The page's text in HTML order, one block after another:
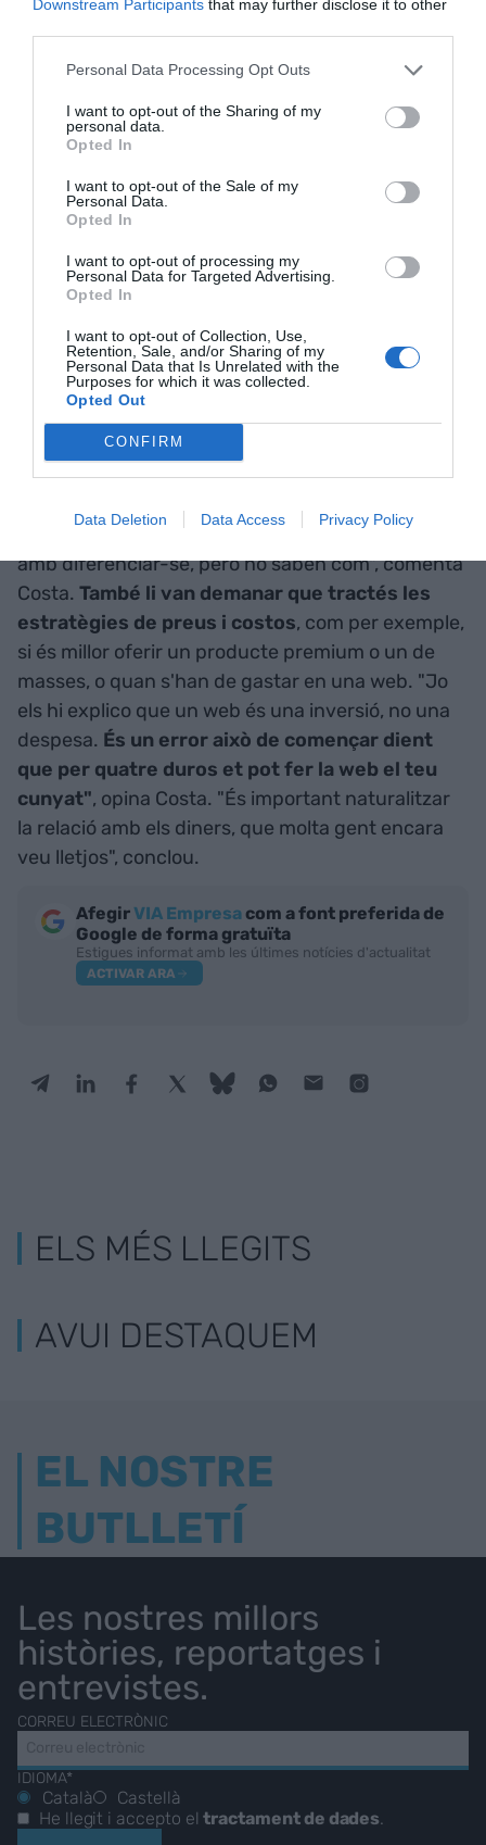
Downstream Participants that may further disclose it to other
Personal Data Processing Opt Outs
I want to opt-out of the Sharing of my
personal data.
Opted In
I want to opt-out of the Sale of my
Personal Data.
Opted In
I want to opt-out of processing my
Personal Data for Targeted Advertising.
Opted In
I want to opt-out of Collection, Use,
Retention, Sale, and/or Sharing of my
Personal Data that Is Unrelated with the
Purposes for which it was collected.
Opted Out
CONFIRM
Data Deletion Data Access Privacy Policy
Mentre escrivia el llibre, la Txell, que practica el
ioga i la meditació de forma habitual, sobretot des
que va patir un tema de salut, no ha volgut
enamorar de la teva feina si abans no t'enamores
de tu", diu. "La motivació per muntar una
empresa no pot ser exclusivament el diner,
important monetitzar tot el que facis, però l'única
trobar la teva passió. La meva, per exemple, és la
comunicació", comenta l'empresària, amb veu
decidida. La Txell parla ràpid però de forma clara i
concisa, gairebé didàctica, que la delata com a
professora.
Un dels aspectes més sol·licitats pels usuaris de
les xarxes que han participat en el contingut del
llibre va ser el tema del "valor diferencial": "Molta
gent que munta una empresa està obsessionada
amb diferenciar-se, però no saben com", comenta
Costa. També li van demanar que tractés les
estratègies de preus i costos, com per exemple,
si és millor oferir un producte premium o un de
masses, o quan s'han de gastar en una web. "Jo
els hi explico que un web és una inversió, no una
despesa. És un error això de començar dient
que per quatre duros et pot fer la web el teu
cunyat", opina Costa. "És important naturalitzar
la relació amb els diners, que molta gent encara
veu lletjos", conclou.
AfegirVIA Empresa com a font preferida de
Google de forma gratuïta
Estigues informat amb les últimes notícies d'actualitat
ACTIVAR ARA
ELS MÉS LLEGITS
AVUI DESTAQUEM
EL NOSTRE
BUTLLETÍ
Les nostres millors
històries, reportatges i
entrevistes.
CORREU ELECTRÒNIC
IDIOMA*
Català
Castellà
He llegit i accepto eltractament de dades.